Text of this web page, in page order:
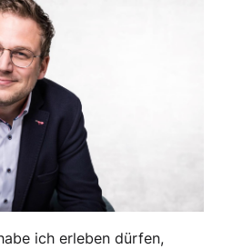
ich erleben dürfen,